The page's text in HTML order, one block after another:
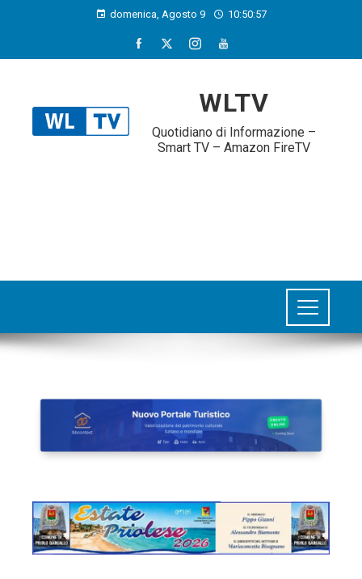
domenica, Agosto 9 10:50:58
WLTV
Quotidiano di Informazione –
Smart TV – Amazon FireTV